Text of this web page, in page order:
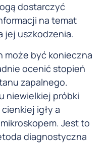
dostarczyć
na temat
jej uszkodzenia.
może być konieczna
ocenić stopień
zapalnego.
niewielkiej próbki
igły a
Jest to
diagnostyczna